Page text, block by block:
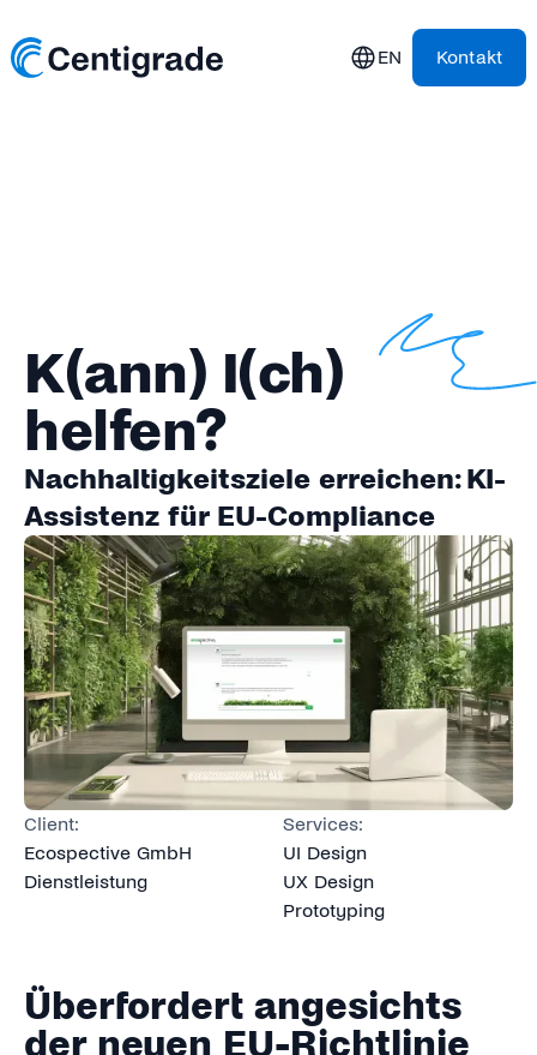
EN Kontakt
K(ann) I(ch)
helfen?
Nachhaltigkeitsziele erreichen: KI-
Assistenz für EU-Compliance
Überfordert angesichts
der neuen EU-Richtlinie
Client:
Ecospective GmbH
Dienstleistung
Services:
UI Design
UX Design
Prototyping